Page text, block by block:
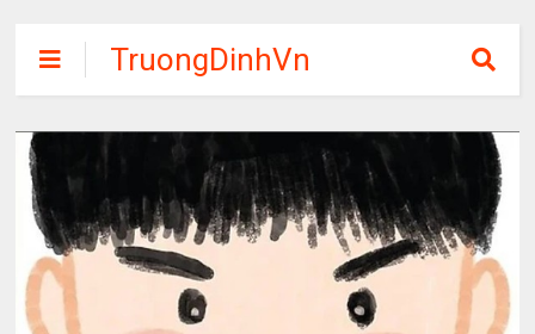
TruongDinhVn
Chia sẽ ebook,
các khóa học,
phần mềm học
tập miễn phí